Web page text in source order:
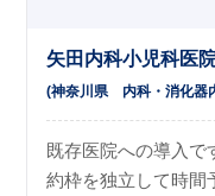
矢田内科小児科医
(神奈川県 内科 消化器
既存医院への導入で
約枠を独立して時間